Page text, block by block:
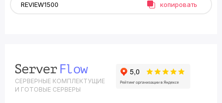
копировать
СЕРВЕРНЫЕ КОМПЛЕКТУЩИЕ
И ГОТОВЫЕ СЕРВЕРЫ